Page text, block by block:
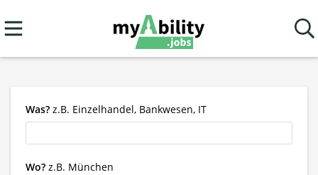
Was? z.B. Einzelhandel, Bankwesen, IT
Wo? z.B. München